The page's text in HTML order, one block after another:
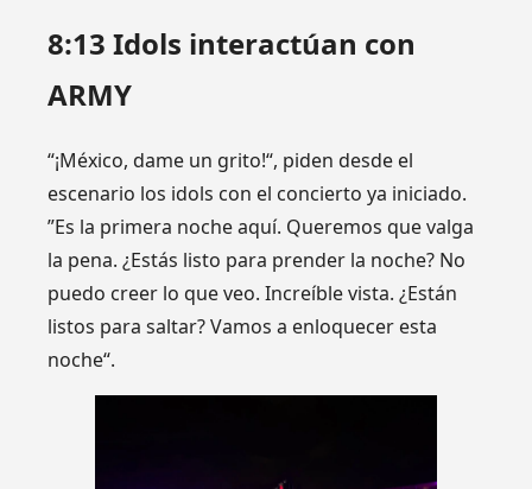
8:13 Idols interactúan con
ARMY
“¡México, dame un grito!“, piden desde el
escenario los idols con el concierto ya iniciado.
”Es la primera noche aquí. Queremos que valga
la pena. ¿Estás listo para prender la noche? No
puedo creer lo que veo. Increíble vista. ¿Están
listos para saltar? Vamos a enloquecer esta
noche“.